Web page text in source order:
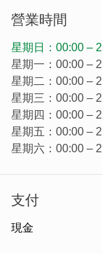
●客房設備：電視
●是否為國民旅遊
本飯店另提供大
免費接駁服務。
金門機場→宏福
1.計程車，
2.公車，藍1路線
族路)，步行至本
後約15~25分鐘到
營業時間
星期日：00:00 –
星期一：00:00 –
星期二：00:00 –
星期三：00:00 –
星期四：00:00 –
星期五：00:00 –
星期六：00:00 –
支付
現金